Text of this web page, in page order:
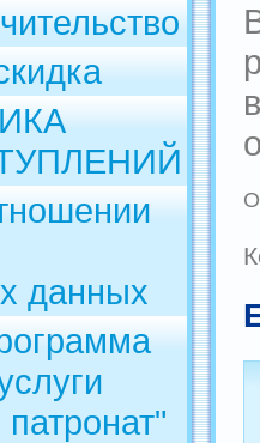
данных